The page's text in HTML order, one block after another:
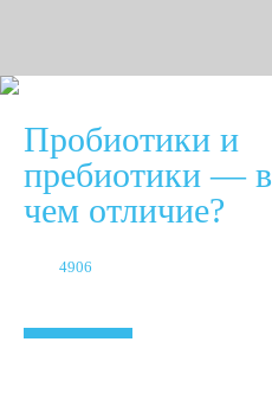
КАК ЭТО РАБОТАЕТ
ДЛЯ ДЕТЕЙ
АТОПИЧЕСКИЙ ДЕРМАТИТ
ОПЫТ
Пробиотики и
пребиотики — в
чем отличие?
4906